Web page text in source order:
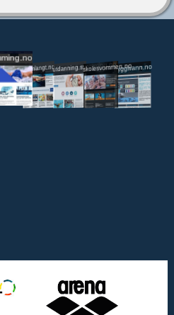
svomlangt.noutdanning.svomming.no
skolesvommen.notryggivann.no